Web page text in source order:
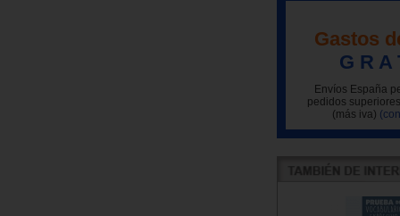
Gastos
G R A
Envíos España
pedidos
(más iva)